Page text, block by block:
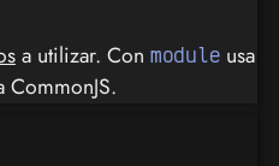
a utilizar. Con module usa
CommonJS.